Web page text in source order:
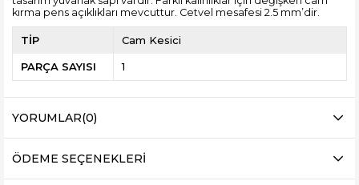
kırma pens açıklıkları mevcuttur. Cetvel mesafesi 2.5 mm’dir.
TİP Cam Kesici
PARÇA SAYISI 1
YORUMLAR(0)
ÖDEME SEÇENEKLERI